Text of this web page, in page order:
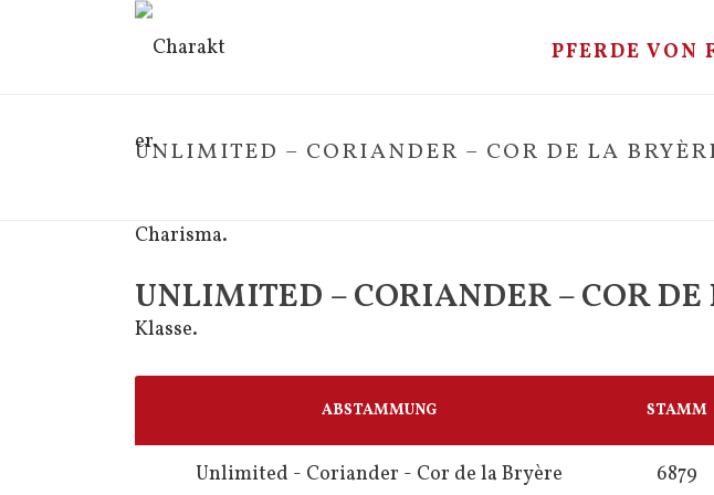
PFERDE VON
UNLIMITED – CORIANDER – COR DE LA
UNLIMITED – CORIANDER – COR DE
ABSTAMMUNG STAMM
Unlimited - Coriander - Cor de la Bryère 6879